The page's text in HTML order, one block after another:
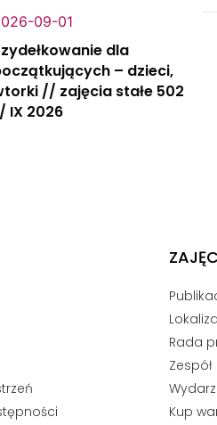
09-01
dla
– dzieci,
// zajęcia stałe 502
IX 2026
Rada
Zespół
Kup